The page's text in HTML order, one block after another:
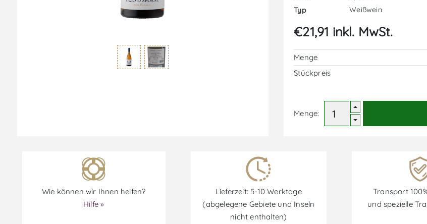
Typ
Weißwein
€21,91 inkl. MwSt.
Menge
Stückpreis
Menge:
Wie können wir Ihnen helfen?
Hilfe »
Lieferzeit: 5-10 Werktage
(abgelegene Gebiete und Inseln
nicht enthalten)
Transport
und spezielle